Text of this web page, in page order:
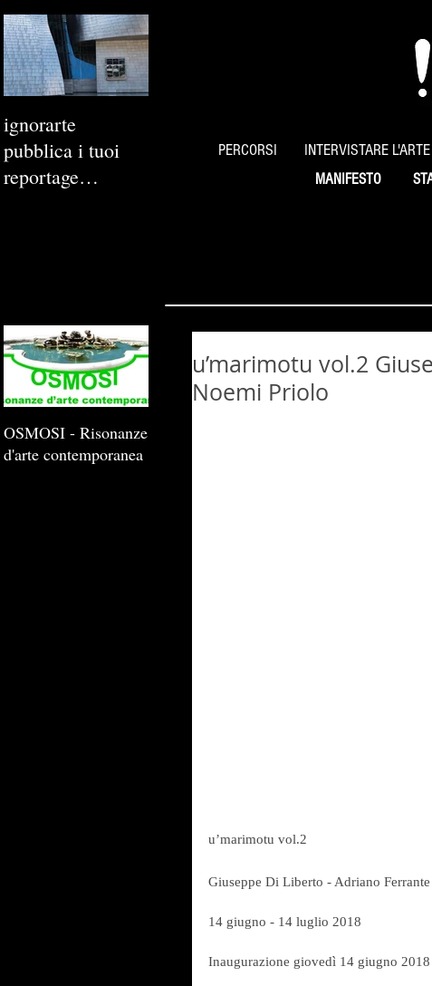
ignorarte
pubblica i tuoi
reportage
PERCORSI INTERVISTARE L'ARTE
MANIFESTO
u’marimotu vol.2
Noemi Priolo
u’marimotu vol.2
Giuseppe Di Liberto - Adriano
14 giugno - 14 luglio 2018
Inaugurazione giovedì 14 giugno
OSMOSI - Risonanze
d'arte contemporanea